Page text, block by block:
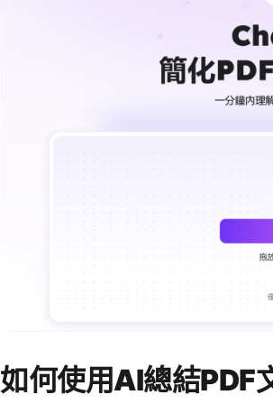
如何使用AI總結PDF